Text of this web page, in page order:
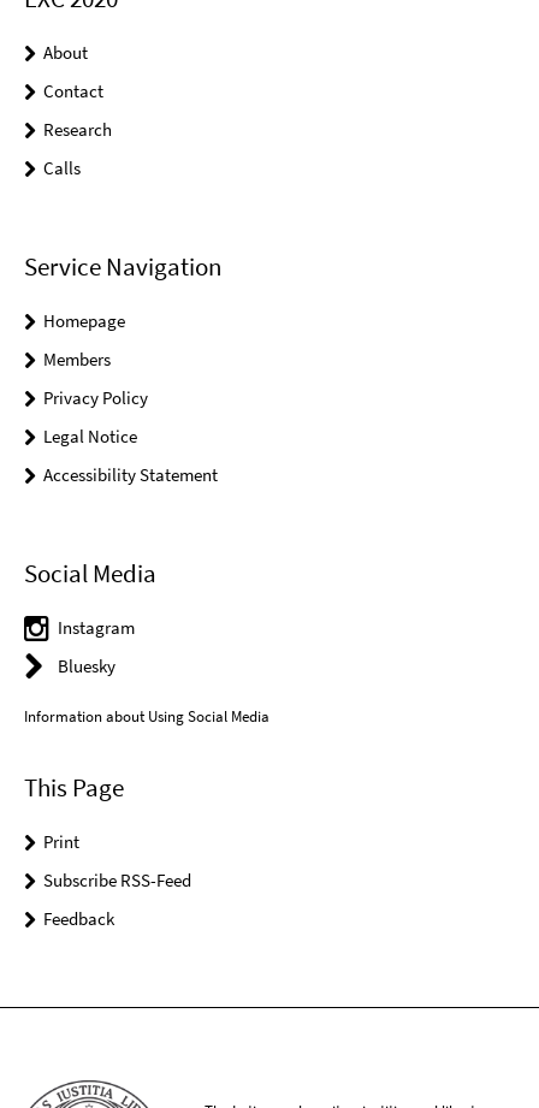
About
Contact
Research
Calls
Service Navigation
Homepage
Members
Privacy Policy
Legal Notice
Accessibility Statement
Social Media
Instagram
Bluesky
Information about Using Social Media
This Page
Print
Subscribe RSS-Feed
Feedback